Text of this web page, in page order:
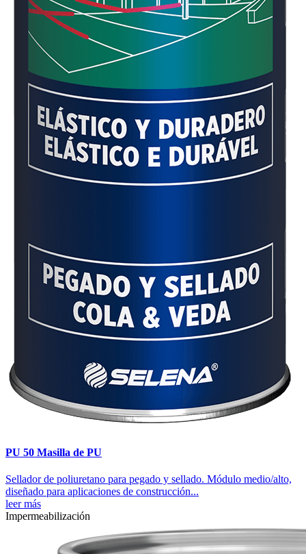
PU 50 Masilla de PU
Sellador de poliuretano para pegado y sellado. Módulo medio/alto,
diseñado para aplicaciones de construcción...
leer más
Impermeabilización